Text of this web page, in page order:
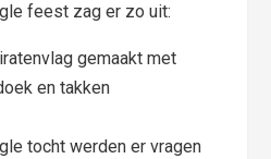
feest zag er zo uit:
gemaakt met
en takken
tocht werden er vragen